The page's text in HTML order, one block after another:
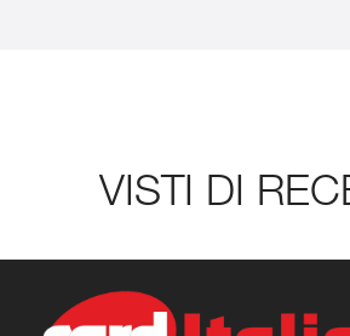
VISTI DI